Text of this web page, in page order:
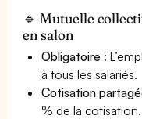
🔹 Mutuelle
en salon
Obligatoire :
à tous les salariés.
Cotisation
% de la cotisation.